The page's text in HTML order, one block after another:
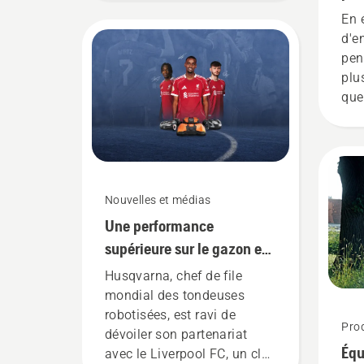
Nouvelles et médias
Une performance
supérieure sur le gazon est
toujours payante.
Husqvarna, chef de file
mondial des tondeuses
robotisées, est ravi de
dévoiler son partenariat
avec le Liverpool FC, un club
6
En